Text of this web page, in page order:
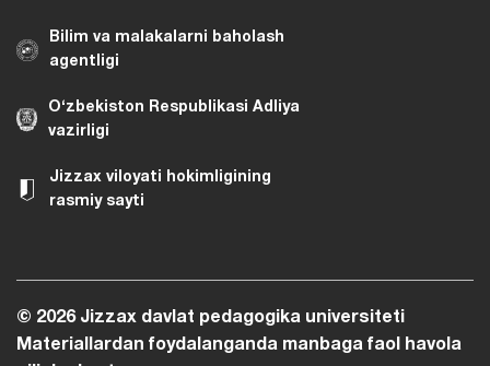
Bilim va malakalarni baholash
agentligi
O‘zbekiston Respublikasi Adliya
vazirligi
Jizzax viloyati hokimligining
rasmiy sayti
© 2026 Jizzax davlat pedagogika universiteti
Materiallardan foydalanganda manbaga faol havola